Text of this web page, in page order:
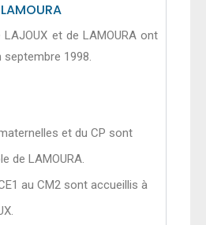
et de LAMOURA ont
1998.
et du CP sont
de LAMOURA.
au CM2 sont accueillis à